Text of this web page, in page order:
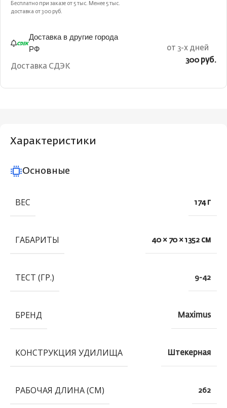
Бесплатно при заказе от 5 тыс. Менее 5 тыс.
доставка от 300 руб.
Доставка в другие города
РФ
Доставка СДЭК
от 3-х дней
300 руб.
Характеристики
Основные
ВЕС 174 г
ГАБАРИТЫ 40 × 70 × 1352 см
ТЕСТ (ГР.) 9-42
БРЕНД Maximus
КОНСТРУКЦИЯ УДИЛИЩА Штекерная
РАБОЧАЯ ДЛИНА (СМ) 262